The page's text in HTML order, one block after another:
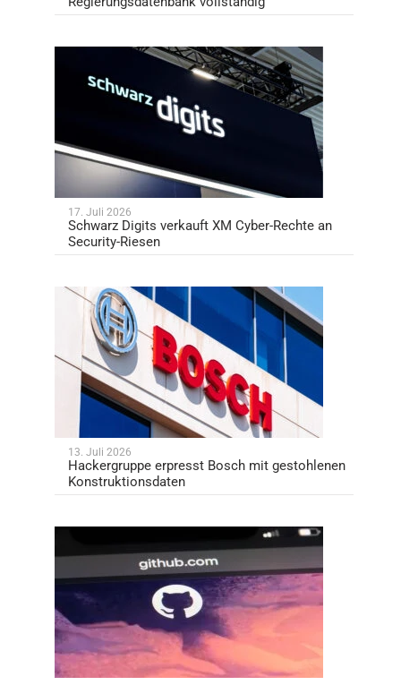
17. Juli 2026
Schwarz Digits verkauft XM Cyber-Rechte an
Security-Riesen
13. Juli 2026
Hackergruppe erpresst Bosch mit gestohlenen
Konstruktionsdaten